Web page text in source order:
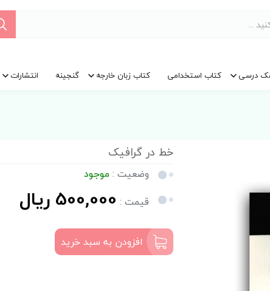
درسی کتاب استخدامی کتاب زبان خارجه گنجینه انتشارات
خط در گرافیک
وضعیت : موجود
قیمت : 500,000 ریال
افزودن به سبد خرید